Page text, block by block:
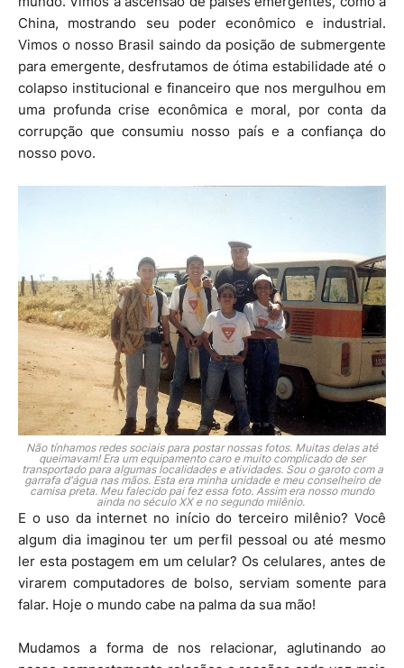
China, mostrando seu poder econômico e industrial.
Vimos o nosso Brasil saindo da posição de submergente
para emergente, desfrutamos de ótima estabilidade até o
colapso institucional e financeiro que nos mergulhou em
uma profunda crise econômica e moral, por conta da
corrupção que consumiu nosso país e a confiança do
nosso povo.
Não tínhamos redes sociais para postar nossas fotos. Muitas delas até
queimavam! Era um equipamento caro e muito complicado de ser
transportado para algumas localidades e atividades. Sou o garoto com a
garrafa d'água nas mãos. Esta era minha unidade e meu conselheiro de
camisa preta. Meu falecido pai fez essa foto. Assim era nosso mundo
ainda no século XX e no segundo milênio.
E o uso da internet no início do terceiro milênio? Você
algum dia imaginou ter um perfil pessoal ou até mesmo
ler esta postagem em um celular? Os celulares, antes de
virarem computadores de bolso, serviam somente para
falar. Hoje o mundo cabe na palma da sua mão!
Mudamos a forma de nos relacionar, aglutinando ao